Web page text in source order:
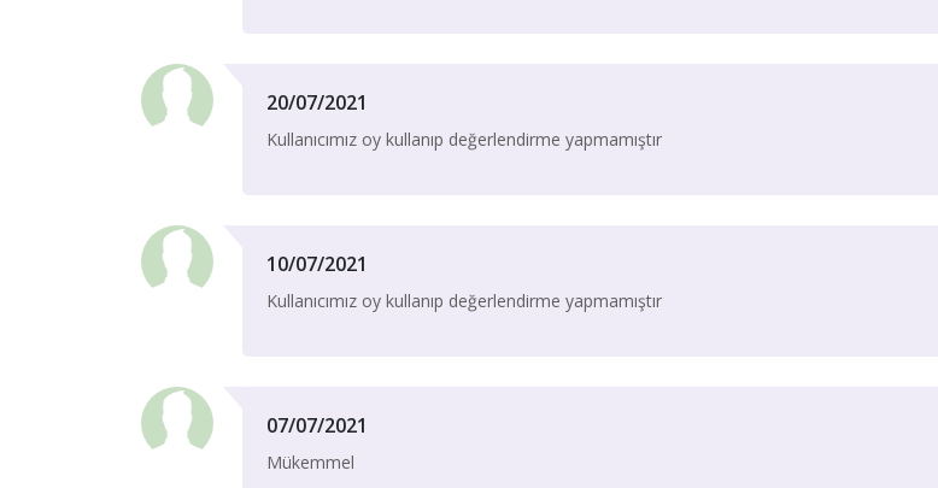
20/07/2021
Kullanıcımız oy kullanıp değerlendirme yapmamıştır
10/07/2021
Kullanıcımız oy kullanıp değerlendirme yapmamıştır
07/07/2021
Mükemmel